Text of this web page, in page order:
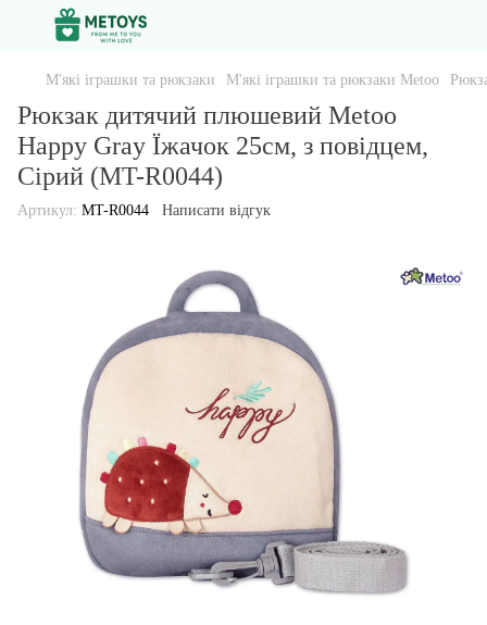
М'які іграшки та рюкзаки М'які іграшки та рюкзаки Metoo
Рюкзак дитячий плюшевий Metoo
Happy Gray Їжачок 25см, з повідцем,
Сірий (MT-R0044)
Артикул: MT-R0044 Написати відгук